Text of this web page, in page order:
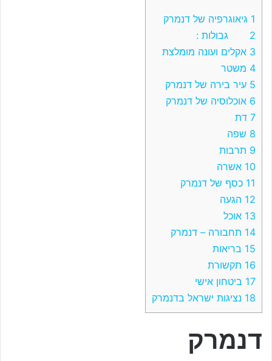
1 גיאוגרפיה של דנמרק
2 גבולות :
3 אקלים ועונה מומלצת
4 משטר
5 עיר בירה של דנמרק
6 אוכלוסיה של דנמרק
7 דת
8 שפה
9 תרבות
10 אשרה
11 כסף של דנמרק
12 הגעה
13 אוכל
14 תחבורה – דנמרק
15 בריאות
16 תקשורת
17 ביטחון אישי
18 נציגות ישראל בדנמרק
דנמרק